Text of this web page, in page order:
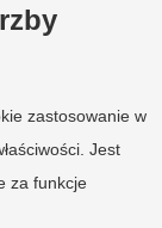
zastosowanie w
Jest
za funkcje